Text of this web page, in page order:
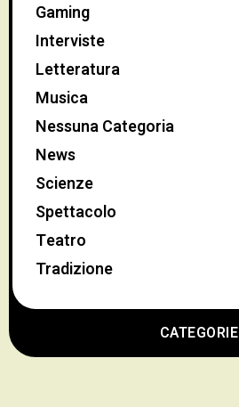
CATEGORIE
Gaming
Interviste
Letteratura
Musica
Nessuna Categoria
News
Scienze
Spettacolo
Teatro
Tradizione